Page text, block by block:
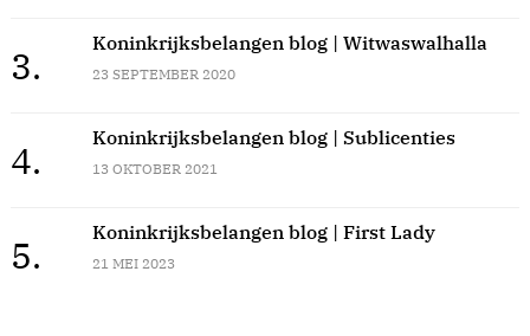
3.
Koninkrijksbelangen blog | Witwaswalhalla
23 SEPTEMBER 2020
4.
Koninkrijksbelangen blog | Sublicenties
13 OKTOBER 2021
5.
Koninkrijksbelangen blog | First Lady
21 MEI 2023